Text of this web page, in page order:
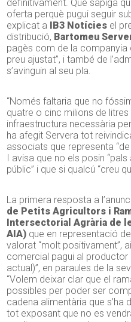
definitivament. Que sàpiga
oferta perquè pugui seguir
explicat a
IB3 Notícies el
distribució, Bartomeu
pagès com de la companyia
preu ajustat”, i també de
s’avinguin al seu pla.
“Només faltaria que no
quatre o cinc milions de
infraestructura necessària
ha afegit Servera tot
associats que representa
I avisa que no els posin
públic” i que si qualcú “creu
La primera resposta a
de Petits Agricultors i
Intersectorial Agrària de
AIA) que en representació
valorat “molt positivament”,
comercial pagui al
actual)”, en paraules de la
“Volem deixar clar que el
possibles per poder ser
cadena alimentària que s’ha
tot exposant que no es